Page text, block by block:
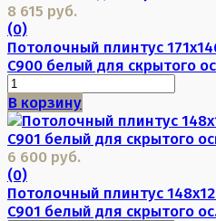
8 615 руб.
(0)
Потолочный плинтус
C900 белый для скрытого
В корзину
6 600 руб.
(0)
Потолочный плинтус
C901 белый для скрытого